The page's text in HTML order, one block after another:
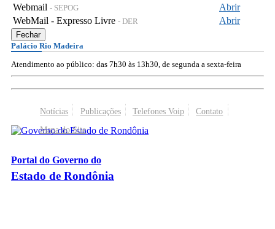
Webmail - SEPOG
Abrir
WebMail - Expresso Livre - DER Abrir
Fechar
Palácio Rio Madeira
Atendimento ao público: das 7h30 às 13h30, de segunda a sexta-feira
Notícias Publicações Telefones Voip
Contato
Mapa do Site
Portal do Governo do
Estado de Rondônia